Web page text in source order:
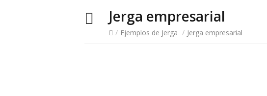
Jerga empresarial
/ Ejemplos de Jerga / Jerga empresarial